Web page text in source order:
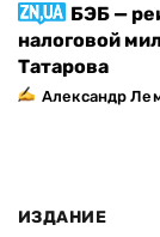
БЭБ —
налоговой
Татарова
Александр
ИЗДАНИЕ